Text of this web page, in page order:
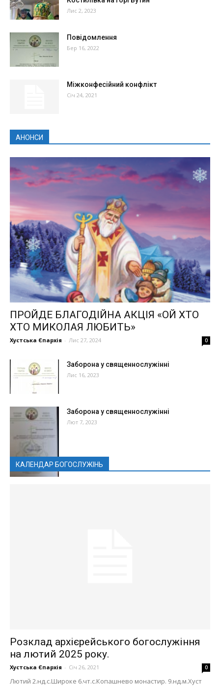
Лис 2, 2023
Повідомлення
Бер 16, 2022
Міжконфесійний конфлікт
Січ 24, 2021
АНОНСИ
ПРОЙДЕ БЛАГОДІЙНА АКЦІЯ «ОЙ ХТО
ХТО МИКОЛАЯ ЛЮБИТЬ»
Хустська Єпархія - Лис 27, 2024 0
Заборона у священнослужінні
Лис 16, 2023
Заборона у священнослужінні
Лют 7, 2023
КАЛЕНДАР БОГОСЛУЖІНЬ
Розклад архієрейського богослужіння
на лютий 2025 року.
Хустська Єпархія - Січ 26, 2021 0
Лютий 2.нд.с.Широке 6.чт.с.Копашнево монастир. 9.нд.м.Хуст